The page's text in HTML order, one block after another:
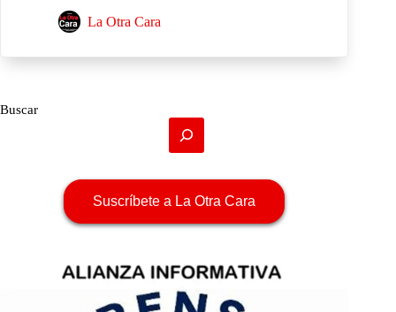
La Otra Cara
Buscar
Suscríbete a La Otra Cara